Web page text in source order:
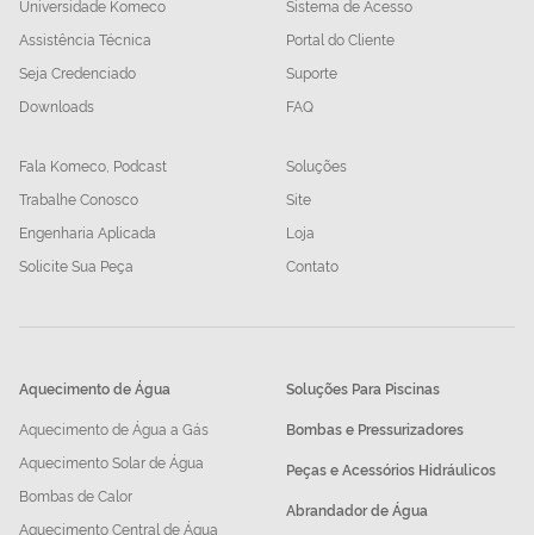
Universidade Komeco
Assistência Técnica
Seja Credenciado
Downloads
Sistema de Acesso
Portal do Cliente
Suporte
FAQ
Fala Komeco, Podcast
Trabalhe Conosco
Engenharia Aplicada
Solicite Sua Peça
Soluções
Site
Loja
Contato
Aquecimento de Água
Aquecimento de Água a Gás
Aquecimento Solar de Água
Bombas de Calor
Aquecimento Central de Água
Soluções Para Piscinas
Bombas e Pressurizadores
Peças e Acessórios Hidráulicos
Abrandador de Água